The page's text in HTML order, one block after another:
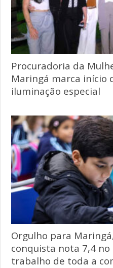
Procuradoria da
Maringá marca início
iluminação especial
Orgulho para
conquista nota 7,4 no
trabalho de toda a